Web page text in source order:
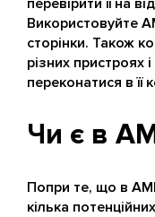
перевірити її на
Використовуйте
сторінки. Також
різних пристроях
переконатися в її
Чи є в
Попри те, що в
кілька